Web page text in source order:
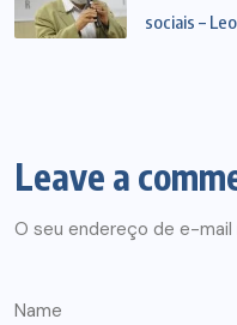
sociais –
Leave a
O seu endereço de e-mail